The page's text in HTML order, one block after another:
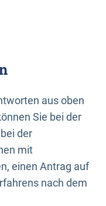
aus oben
Sie bei der
der
mit
einen Antrag auf
nach dem